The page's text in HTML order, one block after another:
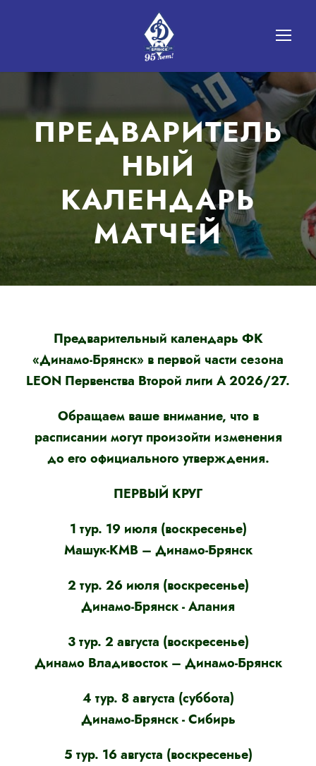
ПРЕДВАРИТЕЛЬ
НЫЙ
КАЛЕНДАРЬ
МАТЧЕЙ
Предварительный календарь ФК
«Динамо-Брянск» в первой части сезона
LEON Первенства Второй лиги А 2026/27.
Обращаем ваше внимание, что в
расписании могут произойти изменения
до его официального утверждения.
ПЕРВЫЙ КРУГ
1 тур. 19 июля (воскресенье)
Машук-КМВ – Динамо-Брянск
2 тур. 26 июля (воскресенье)
Динамо-Брянск - Алания
3 тур. 2 августа (воскресенье)
Динамо Владивосток – Динамо-Брянск
4 тур. 8 августа (суббота)
Динамо-Брянск - Сибирь
5 тур. 16 августа (воскресенье)